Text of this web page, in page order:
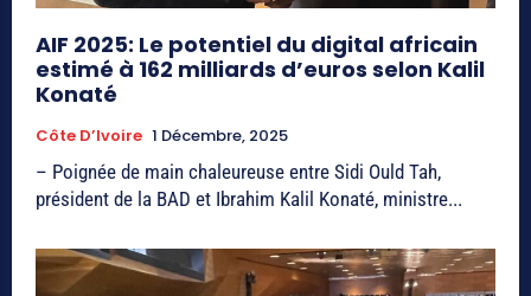
AIF 2025: Le potentiel du digital africain
estimé à 162 milliards d’euros selon Kalil
Konaté
Côte D’Ivoire 1 Décembre, 2025
– Poignée de main chaleureuse entre Sidi Ould Tah,
président de la BAD et Ibrahim Kalil Konaté, ministre...